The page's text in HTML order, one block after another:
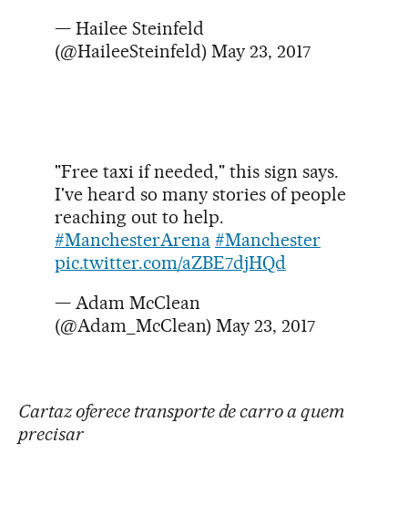
— Hailee Steinfeld
(@HaileeSteinfeld) May 23, 2017
"Free taxi if needed," this sign says.
I've heard so many stories of people
reaching out to help.
#ManchesterArena #Manchester
pic.twitter.com/aZBE7djHQd
— Adam McClean
(@Adam_McClean) May 23, 2017
Cartaz oferece transporte de carro a quem
precisar